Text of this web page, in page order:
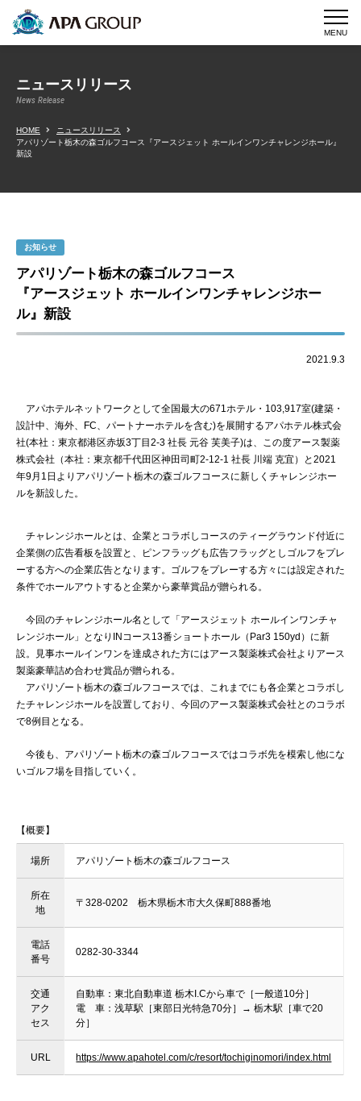
MENU
ニュースリリース
News Release
HOME
ニュースリリース
アパリゾート栃木の森ゴルフコース『アースジェット ホールインワンチャレンジホール』
新設
お知らせ
アパリゾート栃木の森ゴルフコース
『アースジェット ホールインワンチャレンジホー
ル』新設
2021.9.3
アパホテルネットワークとして全国最大の671ホテル・103,917室(建築・
設計中、海外、FC、パートナーホテルを含む)を展開するアパホテル株式会
社(本社：東京都港区赤坂3丁目2‐3 社長 元谷 芙美子)は、この度アース製薬
株式会社（本社：東京都千代田区神田司町2-12-1 社長 川端 克宜）と2021
年9月1日よりアパリゾート栃木の森ゴルフコースに新しくチャレンジホー
ルを新設した。
チャレンジホールとは、企業とコラボしコースのティーグラウンド付近に
企業側の広告看板を設置と、ピンフラッグも広告フラッグとしゴルフをプレ
ーする方への企業広告となります。ゴルフをプレーする方々には設定された
条件でホールアウトすると企業から豪華賞品が贈られる。
今回のチャレンジホール名として「アースジェット ホールインワンチャ
レンジホール」となりINコース13番ショートホール（Par3 150yd）に新
設。見事ホールインワンを達成された方にはアース製薬株式会社よりアース
製薬豪華詰め合わせ賞品が贈られる。
アパリゾート栃木の森ゴルフコースでは、これまでにも各企業とコラボし
たチャレンジホールを設置しており、今回のアース製薬株式会社とのコラボ
で8例目となる。
今後も、アパリゾート栃木の森ゴルフコースではコラボ先を模索し他にな
いゴルフ場を目指していく。
【概要】
場所 アパリゾート栃木の森ゴルフコース
所在
地
〒328-0202 栃木県栃木市大久保町888番地
電話
番号
0282-30-3344
交通
アク
セス
自動車：東北自動車道 栃木I.Cから車で［一般道10分］
電 車：浅草駅［東部日光特急70分］→ 栃木駅［車で20
分］
URL https://www.apahotel.com/c/resort/tochiginomori/index.html